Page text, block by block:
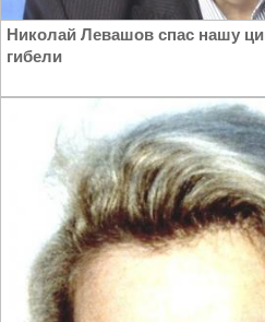
Николай Левашов спас нашу
гибели